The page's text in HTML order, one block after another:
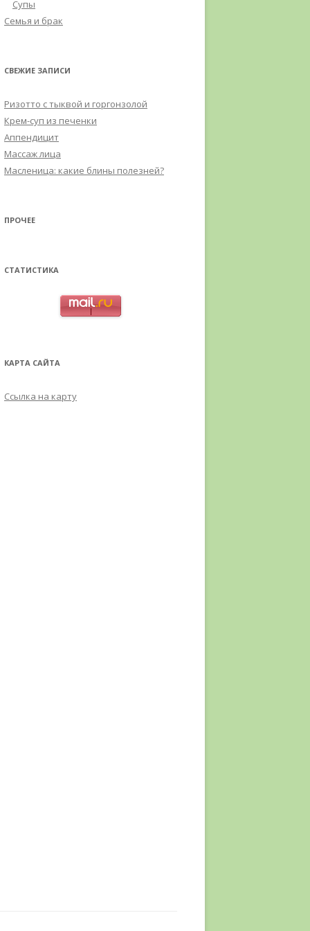
Супы
Семья и брак
СВЕЖИЕ ЗАПИСИ
Ризотто с тыквой и горгонзолой
Крем-суп из печенки
Аппендицит
Массаж лица
Масленица: какие блины полезней?
ПРОЧЕЕ
СТАТИСТИКА
КАРТА САЙТА
Ссылка на карту